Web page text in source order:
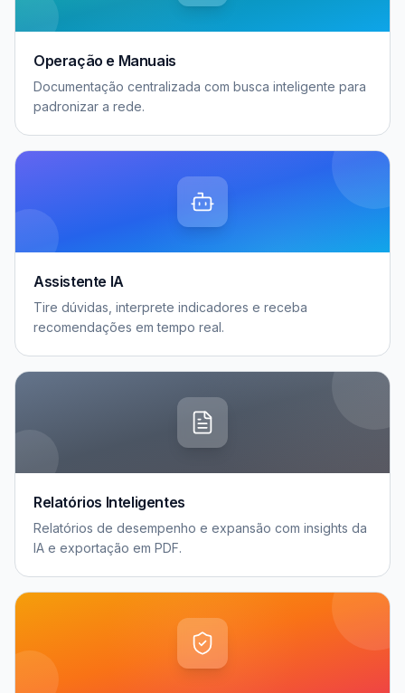
Operação e Manuais
Documentação centralizada com busca inteligente para
padronizar a rede.
Assistente IA
Tire dúvidas, interprete indicadores e receba
recomendações em tempo real.
Relatórios Inteligentes
Relatórios de desempenho e expansão com insights da
IA e exportação em PDF.